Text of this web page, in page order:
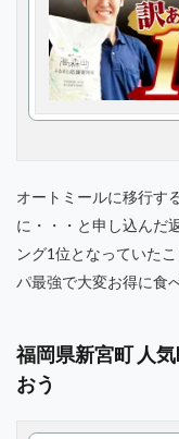
オートミールに移行す
に・・・と申し込んだ
ング1位となっていた
パ最強で大変お得に食
福岡県新宮町 人
おう